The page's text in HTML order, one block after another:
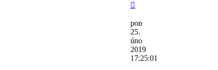
poslední
příspěvek
pon
25.
úno
2019
17:25:01